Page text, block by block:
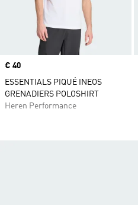
Price
€ 40
ESSENTIALS PIQUÉ INEOS
GRENADIERS POLOSHIRT
Heren Performance